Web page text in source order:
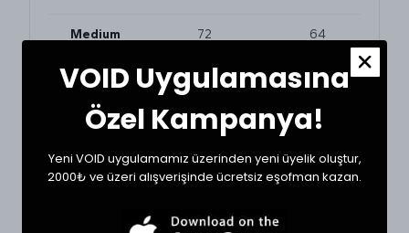
Medium 72 64
Large 75 67
XLarge 80 68
DOĞRU BEDEN SEÇIMI
değişkenlik gösterebilir. En doğru seçim için
VOID Uygulamasına
Özel Kampanya!
Yeni VOID uygulamamız üzerinden yeni üyelik oluştur,
2000₺ ve üzeri alışverişinde ücretsiz eşofman kazan.